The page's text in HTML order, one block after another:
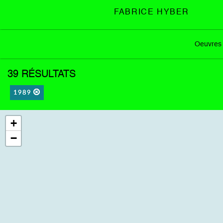
FABRICE HYBER
Oeuvres
39 RÉSULTATS
1989
+
−